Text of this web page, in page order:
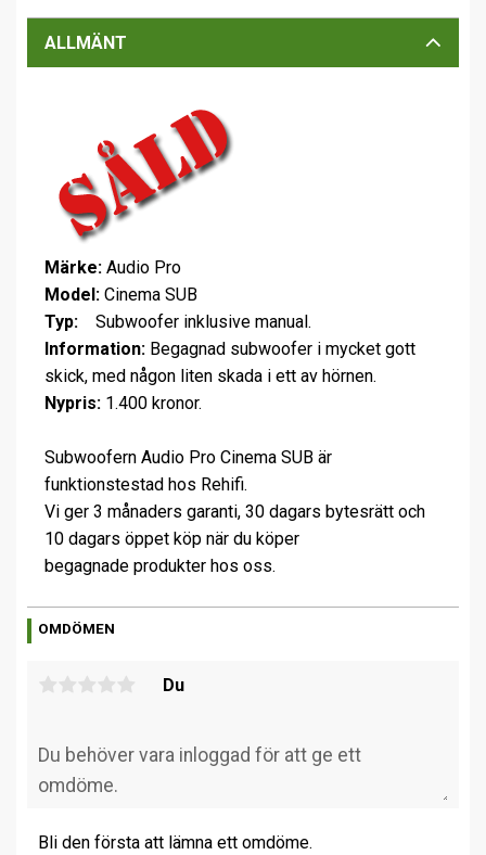
ALLMÄNT
Märke: Audio Pro
Model: Cinema SUB
Typ:
Subwoofer inklusive manual.
Information: Begagnad subwoofer i mycket gott
skick, med någon liten skada i ett av hörnen.
Nypris: 1.400 kronor.
Subwoofern Audio Pro Cinema SUB är
funktionstestad hos Rehifi.
Vi ger 3 månaders garanti, 30 dagars bytesrätt och
10 dagars öppet köp när du köper
begagnade produkter hos oss.
OMDÖMEN
Du
Bli den första att lämna ett omdöme.